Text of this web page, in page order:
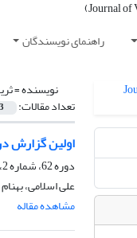
راهنمای نویسندگان
نویسنده =
تعداد مقالات: 3
اولین گزارش
دوره 62، شماره 2، پاییز 1386
علی اسلامی،
مشاهده مقاله